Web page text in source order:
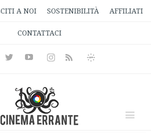
A NOI SOSTENIBILITÀ AFFILIATI
CONTATTACI
TwitterYoutubeInstagramRss
Informativa